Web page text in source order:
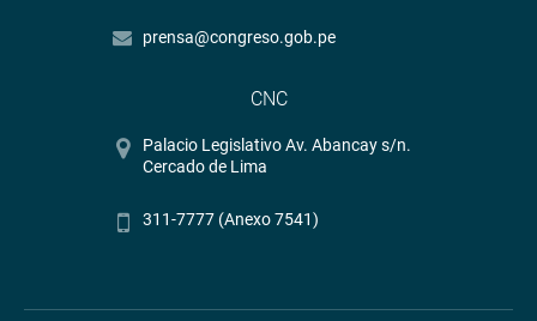
prensa@congreso.gob.pe
CNC
Palacio Legislativo Av. Abancay s/n.
Cercado de Lima
311-7777 (Anexo 7541)